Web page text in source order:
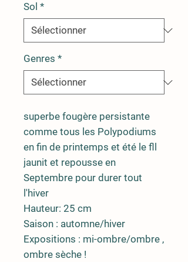
Sol *
Genres *
superbe fougère persistante
comme tous les Polypodiums
en fin de printemps et été le fll
jaunit et repousse en
Septembre pour durer tout
l'hiver
Hauteur: 25 cm
Saison : automne/hiver
Expositions : mi-ombre/ombre ,
ombre sèche !